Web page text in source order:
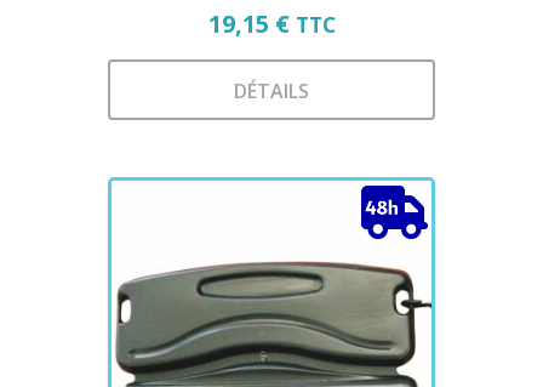
19,15 € TTC
DÉTAILS
a
variations.
Les
options
peuvent
être